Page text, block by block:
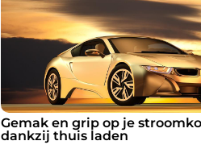
Gemak en grip op je
dankzij thuis laden